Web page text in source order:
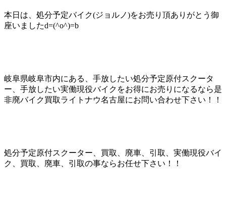
本日は、処分予定バイク(ジョルノ)をお売り頂ありがとう御
座いましたd=(^o^)=b
岐阜県岐阜市内にある、手放したい処分予定原付スクータ
ー、手放したい実働現役バイクをお得にお売りになるなら是
非廃バイク買取ライトナウ名古屋にお問い合わせ下さい！！
処分予定原付スクーター、買取、廃車、引取、実働現役バイ
ク、買取、廃車、引取の事ならお任せ下さい！！